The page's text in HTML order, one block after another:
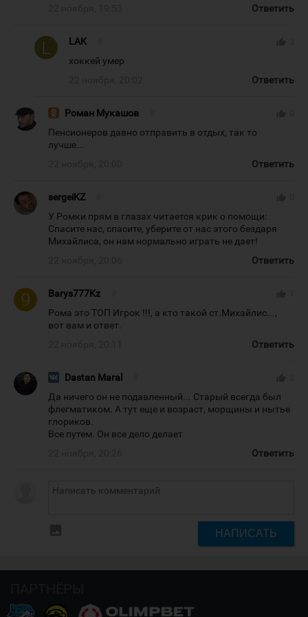
Ответить
LAK
хоккей умер
Ответить
Роман Мукашов
Пенсионеров давно отправить в отдых, так то
лучше...
Ответить
sergeiKZ
У Ромки прям в глазах читается крик о помощи:
Спасите нас, спасите, уберите от нас этого бездаря
Михайлиса, он нам нормально играть не дает!
Ответить
Barys777Kz
Рома это ТОП Игрок !!!, а кто такой ст.Михайлис...,
вот вам и ответ.
Ответить
Dastan Maral
Да ничего он не подавленный... Старый всегда был
флегматиком. А тут еще и возраст, морщины и нытье
глориков.
Все путем. Он все дело делает
Ответить
НАПИСАТЬ